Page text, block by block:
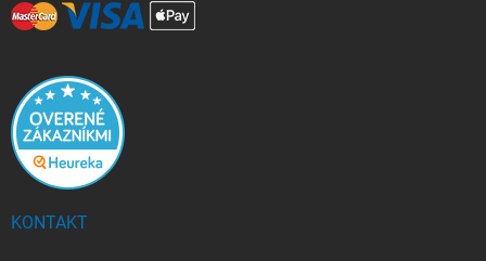
KONTAKT